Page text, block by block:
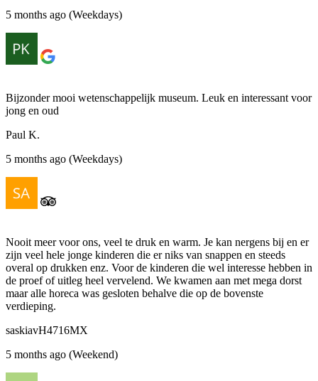
5 months ago (Weekdays)
Bijzonder mooi wetenschappelijk museum. Leuk en interessant voor
jong en oud
Paul K.
5 months ago (Weekdays)
Nooit meer voor ons, veel te druk en warm. Je kan nergens bij en er
zijn veel hele jonge kinderen die er niks van snappen en steeds
overal op drukken enz. Voor de kinderen die wel interesse hebben in
de proef of uitleg heel vervelend. We kwamen aan met mega dorst
maar alle horeca was gesloten behalve die op de bovenste
verdieping.
saskiavH4716MX
5 months ago (Weekend)